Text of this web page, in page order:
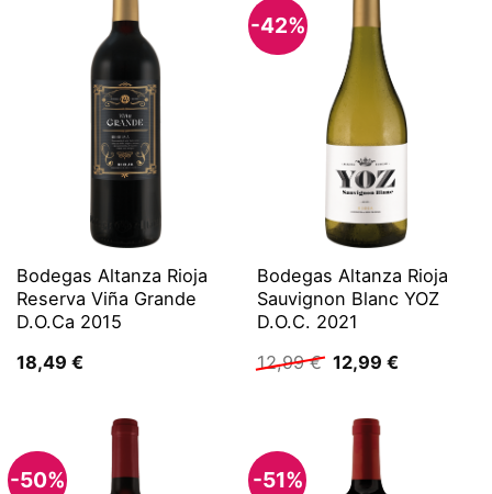
Bodegas Altanza Rioja
Reserva Viña Grande
D.O.Ca 2015
18,49 €
-42%
Bodegas Altanza Rioja
Sauvignon Blanc YOZ
D.O.C. 2021
12,99€ Ursprünglicher
Preis
12,99 €
12,99 €Aktueller
-50% -51%